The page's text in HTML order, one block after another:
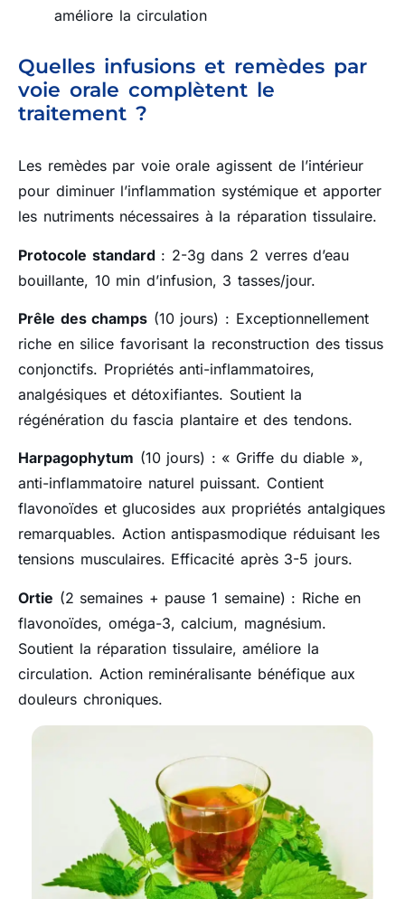
améliore la circulation
Quelles infusions et remèdes par
voie orale complètent le
traitement ?
Les remèdes par voie orale agissent de l’intérieur
pour diminuer l’inflammation systémique et apporter
les nutriments nécessaires à la réparation tissulaire.
Protocole standard : 2-3g dans 2 verres d’eau
bouillante, 10 min d’infusion, 3 tasses/jour.
Prêle des champs (10 jours) : Exceptionnellement
riche en silice favorisant la reconstruction des tissus
conjonctifs. Propriétés anti-inflammatoires,
analgésiques et détoxifiantes. Soutient la
régénération du fascia plantaire et des tendons.
Harpagophytum (10 jours) : « Griffe du diable »,
anti-inflammatoire naturel puissant. Contient
flavonoïdes et glucosides aux propriétés antalgiques
remarquables. Action antispasmodique réduisant les
tensions musculaires. Efficacité après 3-5 jours.
Ortie (2 semaines + pause 1 semaine) : Riche en
flavonoïdes, oméga-3, calcium, magnésium.
Soutient la réparation tissulaire, améliore la
circulation. Action reminéralisante bénéfique aux
douleurs chroniques.